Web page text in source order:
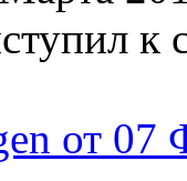
к
от 07